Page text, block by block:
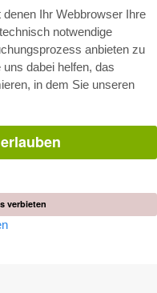
Ihr Webbrowser Ihre
notwendige
anbieten zu
dabei helfen, das
in dem Sie unseren
verbieten